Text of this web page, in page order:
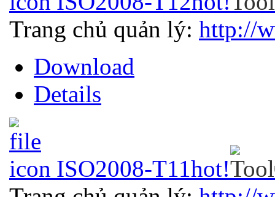
Trang chủ quản lý: http://
Download
Details
ISO2008-T11hot!